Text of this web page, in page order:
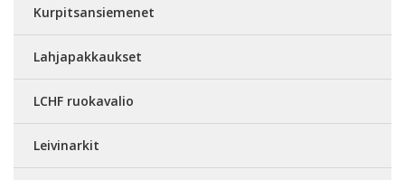
Kurpitsansiemenet
Lahjapakkaukset
LCHF ruokavalio
Leivinarkit